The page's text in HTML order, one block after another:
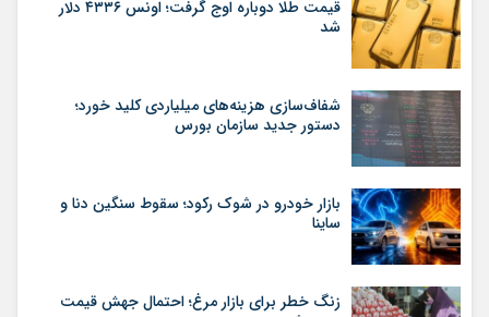
قیمت طلا دوباره اوج گرفت؛ اونس ۴۳۳۶ دلار
شد
شفاف‌سازی هزینه‌های میلیاردی کلید خورد؛
دستور جدید سازمان بورس
بازار خودرو در شوک رکود؛ سقوط سنگین دنا و
ساینا
زنگ خطر برای بازار مرغ؛ احتمال جهش قیمت